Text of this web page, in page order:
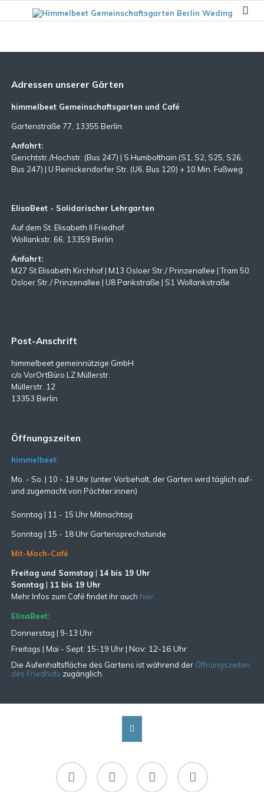
Adressen unserer Gärten
himmelbeet Gemeinschaftsgarten und Café
Gartenstraße 77, 13355 Berlin
Anfahrt:
Gerichtstr./Hochstr. (Bus 247) | S Humbolthain (S1, S2, S25, S26,
Bus 247) | U Reinickendorfer Str. (U6, Bus 120) + 10 Min. Fußweg
ElisaBeet - Solidarischer Lehrgarten
Auf dem St. Elisabeth II Friedhof
Wollankstr. 66, 13359 Berlin
Anfahrt:
M27 St Elisabeth Kirchhof | M13 Osloer Str./ Prinzenallee | Tram 50
Osloer Str./ Prinzenallee | U8 Pankstraße | S1 Wollankstraße
Post-Anschrift
himmelbeet gemeinnützige GmbH
c/o VorOrtBüro LZ Müllerstr.
Müllerstr. 12
13353 Berlin
Öffnungszeiten
himmelbeet:
Mo. - So. | 10 - 19 Uhr (unter Vorbehalt, der Garten wird täglich auf-
und zugemachtvon Pächter:innen)
Sonntag | 11 - 15 Uhr Mitmachtag
Sonntag | 15 - 18 Uhr Gartensprechstunde
Mit-Mach-Café
Freitag und Samstag | 14 bis 19 Uhr
Sonntag | 11 bis 19 Uhr
Mehr Infos zum Café findet ihr auch hier.
ElisaBeet:
Donnerstag | 9-13 Uhr
Freitags | Mai - Sept: 15-19 Uhr | Nov: 12-16 Uhr
Die Aufenhaltsfläche des Gartens ist während derÖffnungszeiten
des Friedhofs zugänglich.